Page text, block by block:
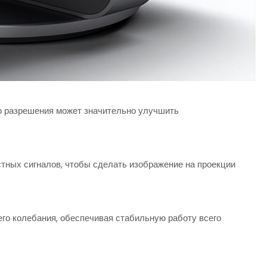
может значительно улучшить
сигналов, чтобы сделать изображение на проекции
колебания, обеспечивая стабильную работу всего